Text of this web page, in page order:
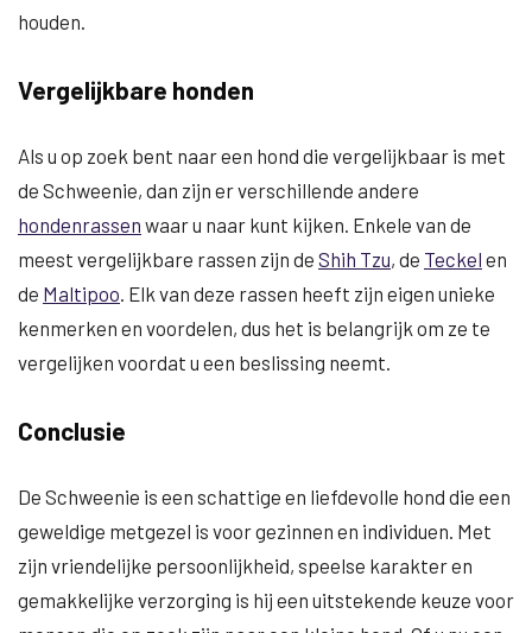
houden.
Vergelijkbare honden
Als u op zoek bent naar een hond die vergelijkbaar is met
de Schweenie, dan zijn er verschillende andere
hondenrassen waar u naar kunt kijken. Enkele van de
meest vergelijkbare rassen zijn de Shih Tzu, de Teckel en
de Maltipoo. Elk van deze rassen heeft zijn eigen unieke
kenmerken en voordelen, dus het is belangrijk om ze te
vergelijken voordat u een beslissing neemt.
Conclusie
De Schweenie is een schattige en liefdevolle hond die een
geweldige metgezel is voor gezinnen en individuen. Met
zijn vriendelijke persoonlijkheid, speelse karakter en
gemakkelijke verzorging is hij een uitstekende keuze voor